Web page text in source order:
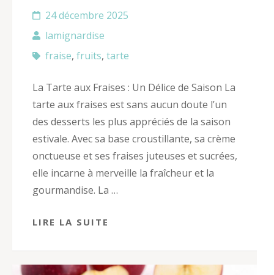
24 décembre 2025
lamignardise
fraise, fruits, tarte
La Tarte aux Fraises : Un Délice de Saison La
tarte aux fraises est sans aucun doute l’un
des desserts les plus appréciés de la saison
estivale. Avec sa base croustillante, sa crème
onctueuse et ses fraises juteuses et sucrées,
elle incarne à merveille la fraîcheur et la
gourmandise. La …
LIRE LA SUITE